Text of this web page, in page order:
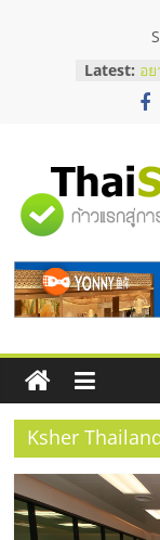
Latest: บ
โจ
สั
บ
สั
ไ
ร้
โ
"ศูนย์
รวม
ข้อมูล
ธุรกิจ
SME
แห่ง
Ksher